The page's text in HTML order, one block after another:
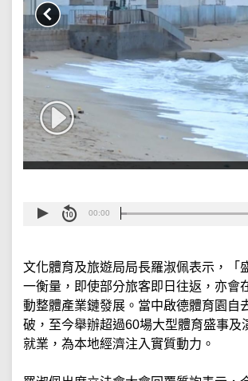
00:00
文化體育及旅遊局局長羅淑佩表示，「
一衡量，即使部分旅客即日往返，亦會
動整體產業鏈發展。當中啟德體育園自
破，至今舉辦超過60場大型體育盛事
就業，為本地經濟注入實質動力。